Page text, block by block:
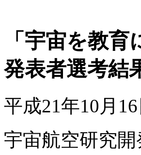
「宇宙を教
発表者選考結
平成21年10月16
宇宙航空研究